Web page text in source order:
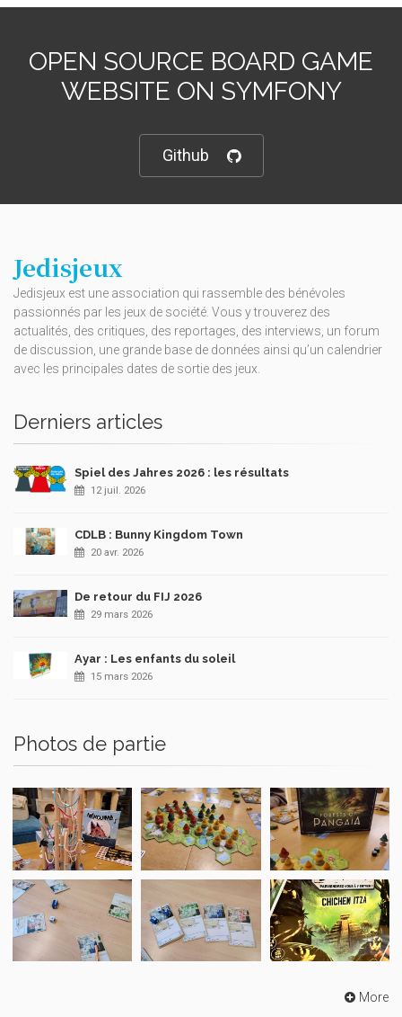
OPEN SOURCE BOARD GAME
WEBSITE ON SYMFONY
Github
Jedisjeux
Jedisjeux est une association qui rassemble des bénévoles
passionnés par les jeux de société. Vous y trouverez des
actualités, des critiques, des reportages, des interviews, un forum
de discussion, une grande base de données ainsi qu’un calendrier
avec les principales dates de sortie des jeux.
Derniers articles
Spiel des Jahres 2026 : les résultats
12 juil. 2026
CDLB : Bunny Kingdom Town
20 avr. 2026
De retour du FIJ 2026
29 mars 2026
Ayar : Les enfants du soleil
15 mars 2026
Photos de partie
More